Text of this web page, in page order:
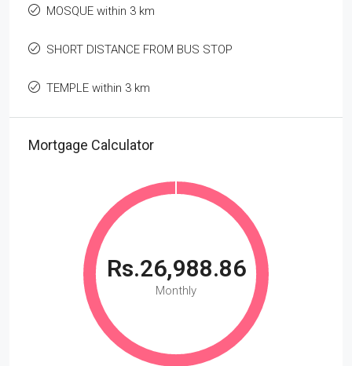
MOSQUE within 3 km
SHORT DISTANCE FROM BUS STOP
TEMPLE within 3 km
Mortgage Calculator
Rs.26,988.86
Monthly